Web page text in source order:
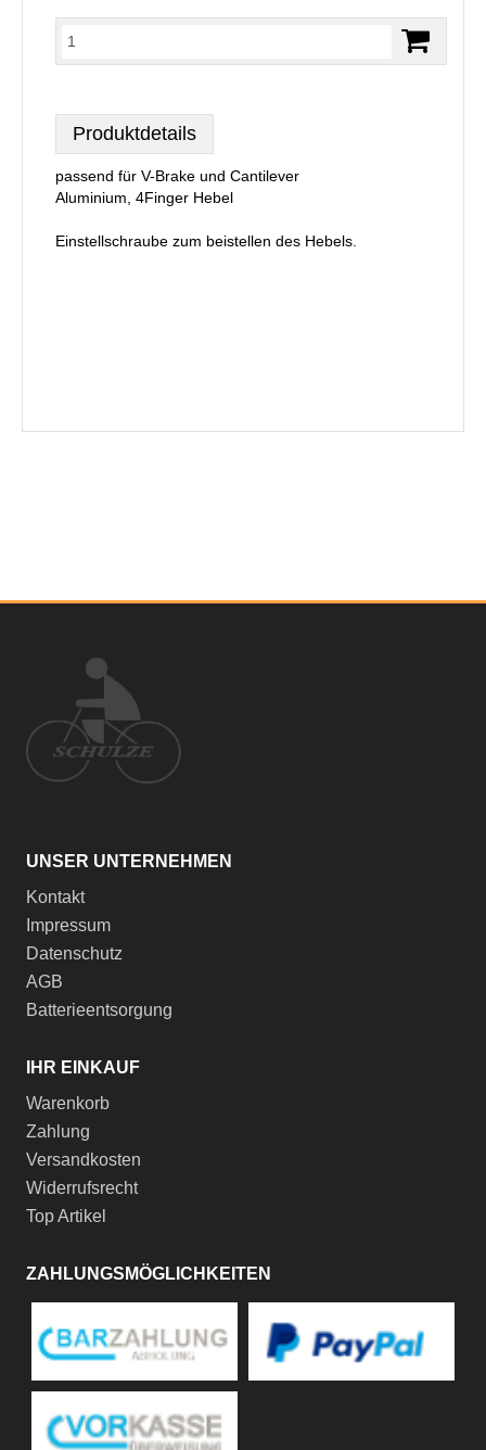
Produktdetails
passend für V-Brake und Cantilever
Aluminium, 4Finger Hebel
Einstellschraube zum beistellen des Hebels.
UNSER UNTERNEHMEN
Kontakt
Impressum
Datenschutz
AGB
Batterieentsorgung
IHR EINKAUF
Warenkorb
Zahlung
Versandkosten
Widerrufsrecht
Top Artikel
ZAHLUNGSMÖGLICHKEITEN